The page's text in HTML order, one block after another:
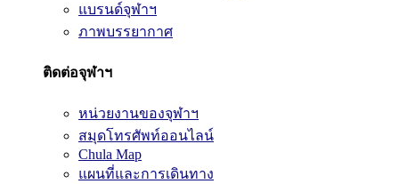
แบรนด์จุฬาฯ
ภาพบรรยากาศ
ติดต่อจุฬาฯ
หน่วยงานของจุฬาฯ
สมุดโทรศัพท์ออนไลน์
Chula Map
แผนที่และการเดินทาง